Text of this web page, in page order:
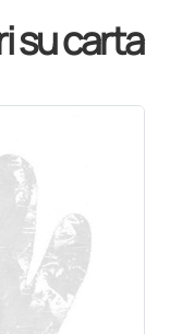
su carta